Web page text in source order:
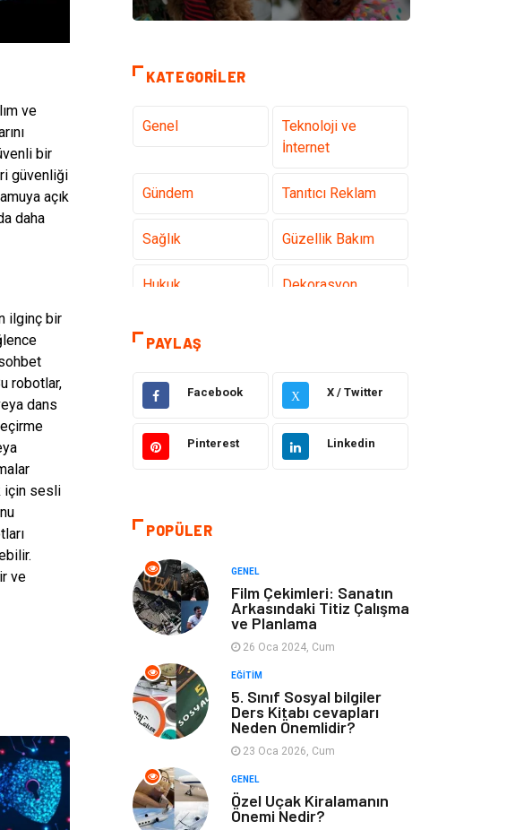
ve
bir
güvenliği
açık
daha
ilginç bir
robotlar,
dans
için sesli
ve
KATEGORILER
Genel
Teknoloji ve
İnternet
Gündem Tanıtıcı Reklam
Sağlık Güzellik Bakım
Hukuk Dekorasyon
Elektrik &
Elektronik
Sağlıklı Yaşam Organizasyon
Eğitim ve Kariyer Gıda
Makine
Keyif ve Hobi
Tatil Yeme İçme
Emlak
Bilgisayar &
Yazılım
Spor
İnternet
Eğlence
PAYLAŞ
Facebook X X / Twitter
Pinterest Linkedin
POPÜLER
GENEL
Film Çekimleri: Sanatın
Arkasındaki Titiz Çalışma
ve Planlama
26 Oca 2024, Cum
EĞITIM
5. Sınıf Sosyal bilgiler
Ders Kitabı cevapları
Neden Önemlidir?
23 Oca 2026, Cum
GENEL
Özel Uçak Kiralamanın
Önemi Nedir?